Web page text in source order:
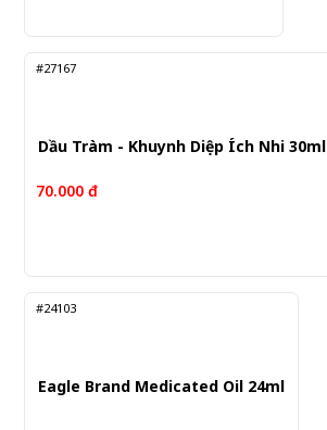
#27167
Dầu Tràm - Khuynh Diệp Ích Nhi 30ml
70.000 đ
#24103
Eagle Brand Medicated Oil 24ml